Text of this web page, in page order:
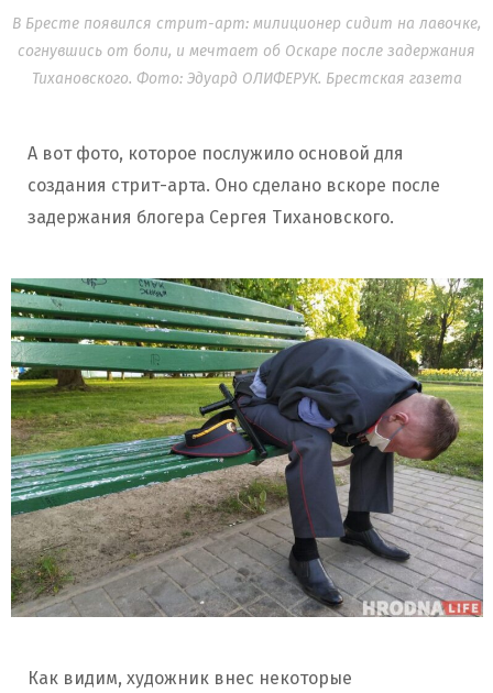
В Бресте появился стрит-арт: милиционер сидит на лавочке,
согнувшись от боли, и мечтает об Оскаре после задержания
Тихановского. Фото: Эдуард ОЛИФЕРУК. Брестская газета
А вот фото, которое послужило основой для
создания стрит-арта. Оно сделано вскоре после
задержания блогера Сергея Тихановского.
Как видим, художник внес некоторые